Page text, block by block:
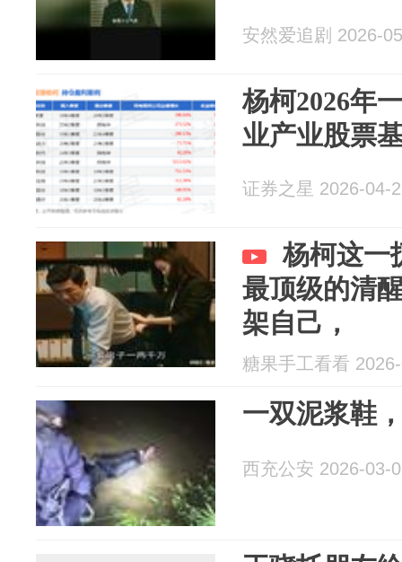
安然爱追剧 2026-
杨柯2026年
业产业股票
证券之星 2026-04-
杨柯这一
最顶级的清
架自己，
糖果手工看看
一双泥浆鞋
西充公安 2026-03-